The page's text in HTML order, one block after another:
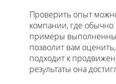
Проверить опыт
компании, где
примеры
позволит вам
подходит к
результаты она